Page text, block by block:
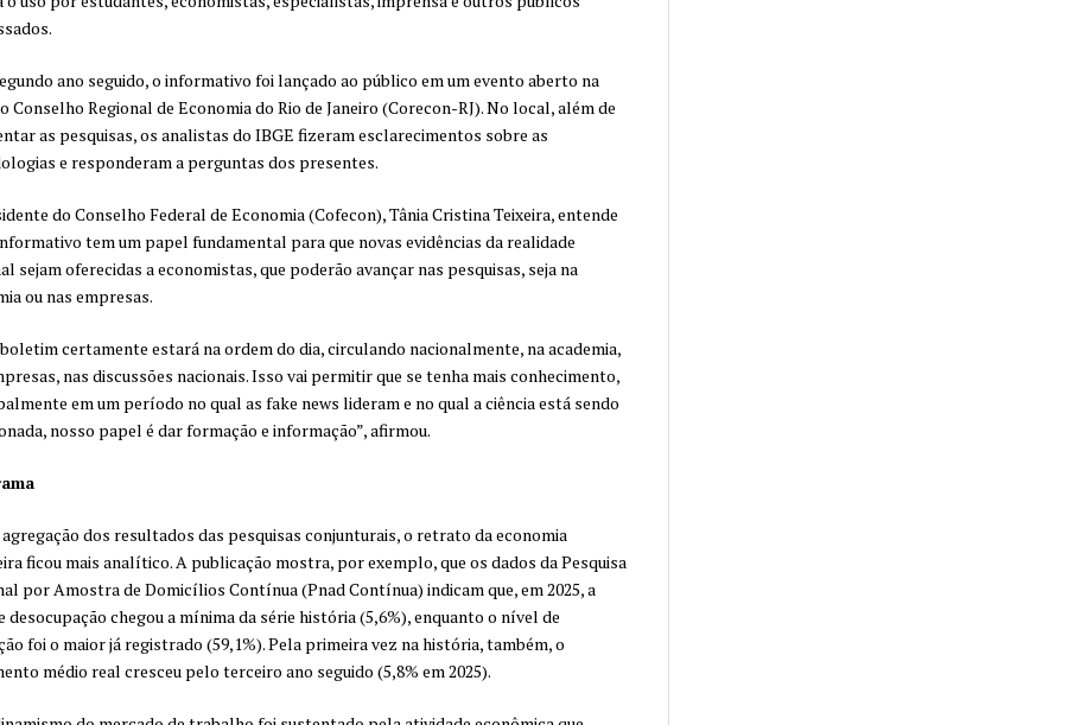
ano seguido, o informativo foi lançado ao público em um evento aberto na
Conselho Regional de Economia do Rio de Janeiro (Corecon-RJ). No local, além de
as pesquisas, os analistas do IBGE fizeram esclarecimentos sobre as
e responderam a perguntas dos presentes.
do Conselho Federal de Economia (Cofecon), Tânia Cristina Teixeira, entende
tem um papel fundamental para que novas evidências da realidade
sejam oferecidas a economistas, que poderão avançar nas pesquisas, seja na
ou nas empresas.
certamente estará na ordem do dia, circulando nacionalmente, na academia,
nas discussões nacionais. Isso vai permitir que se tenha mais conhecimento,
em um período no qual as fake news lideram e no qual a ciência está sendo
nosso papel é dar formação e informação”, afirmou.
agregação dos resultados das pesquisas conjunturais, o retrato da economia
ficou mais analítico. A publicação mostra, por exemplo, que os dados da Pesquisa
por Amostra de Domicílios Contínua (Pnad Contínua) indicam que, em 2025, a
desocupação chegou a mínima da série história (5,6%), enquanto o nível de
foi o maior já registrado (59,1%). Pela primeira vez na história, também, o
médio real cresceu pelo terceiro ano seguido (5,8% em 2025).